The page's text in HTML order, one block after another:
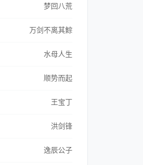
梦回八荒
万剑不离其鯮
水母人生
顺势而起
王宝丁
洪剑锋
逸辰公子